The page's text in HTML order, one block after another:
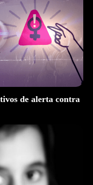
de alerta contra